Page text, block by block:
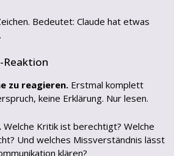
Bedeutet: Claude hat etwas
Reaktion
zu reagieren. Erstmal komplett
keine Erklärung. Nur lesen.
Welche Kritik ist berechtigt? Welche
Und welches Missverständnis lässt
klären?